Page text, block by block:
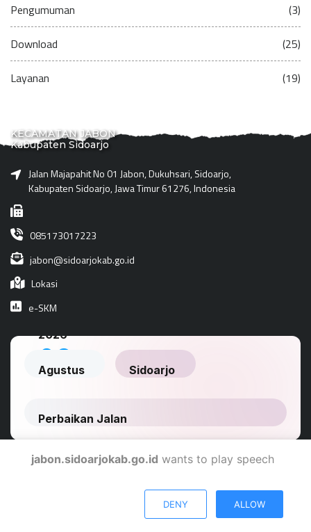
Pengumuman (3)
Download (25)
Layanan (19)
KECAMATAN JABON
Kabupaten Sidoarjo
Jalan Majapahit No 01 Jabon, Dukuhsari, Sidoarjo,
Kabupaten Sidoarjo, Jawa Timur 61276, Indonesia
085173017223
jabon@sidoarjokab.go.id
Lokasi
e-SKM
Dinas Komunikasi Dan Informatika Kabupaten Sidoarjo
© 2024
jabon.sidoarjokab.go.id wants to play speech
DENY ALLOW